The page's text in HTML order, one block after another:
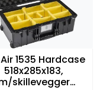
1535 Hardcase
518x285x183,
skillevegger